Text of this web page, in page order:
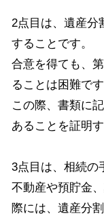
2点目は、遺産分
することです。
合意を得ても、
ることは困難です
この際、書類に
あることを証明
3点目は、相続の
不動産や預貯金
際には、遺産分